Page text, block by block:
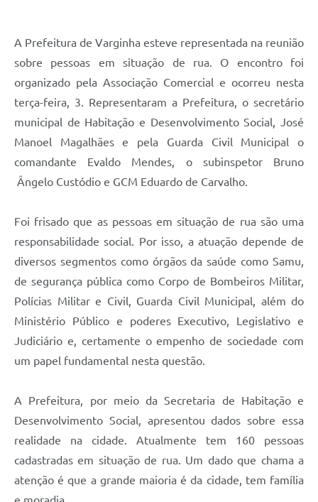
A Prefeitura de Varginha esteve representada na reunião
sobre pessoas em situação de rua. O encontro foi
organizado pela Associação Comercial e ocorreu nesta
terça-feira, 3. Representaram a Prefeitura, o secretário
municipal de Habitação e Desenvolvimento Social, José
Manoel Magalhães e pela Guarda Civil Municipal o
comandante Evaldo Mendes, o subinspetor Bruno
Ângelo Custódio e GCM Eduardo de Carvalho.
Foi frisado que as pessoas em situação de rua são uma
responsabilidade social. Por isso, a atuação depende de
diversos segmentos como órgãos da saúde como Samu,
de segurança pública como Corpo de Bombeiros Militar,
Polícias Militar e Civil, Guarda Civil Municipal, além do
Ministério Público e poderes Executivo, Legislativo e
Judiciário e, certamente o empenho de sociedade com
um papel fundamental nesta questão.
A Prefeitura, por meio da Secretaria de Habitação e
Desenvolvimento Social, apresentou dados sobre essa
realidade na cidade. Atualmente tem 160 pessoas
cadastradas em situação de rua. Um dado que chama a
atenção é que a grande maioria é da cidade, tem família